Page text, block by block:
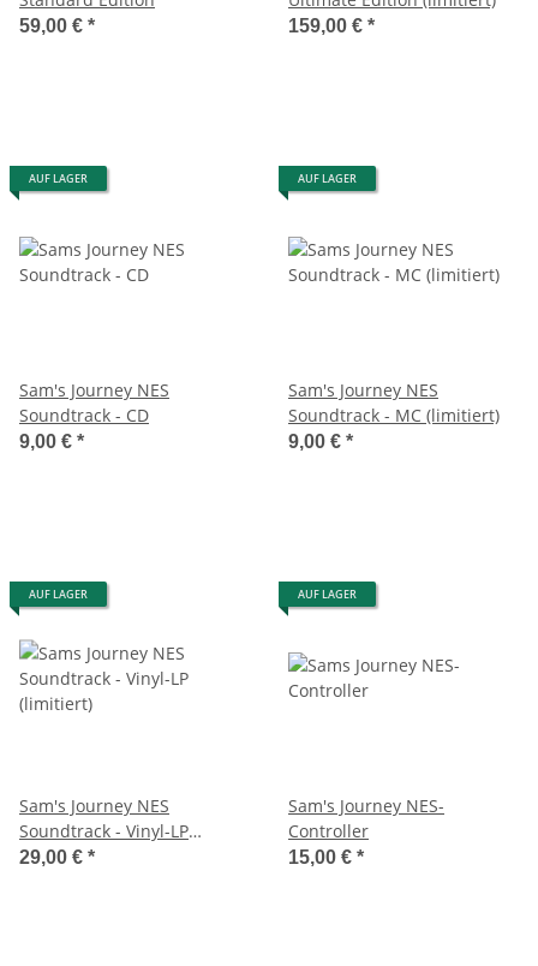
59,00 € * 159,00 € *
AUF LAGER
Sam's Journey NES
Soundtrack - CD
9,00 € *
AUF LAGER
Sam's Journey NES
Soundtrack - MC (limitiert)
9,00 € *
AUF LAGER
Sam's Journey NES
Soundtrack - Vinyl-LP
(limitiert)
29,00 € *
AUF LAGER
Sam's Journey NES-
Controller
15,00 € *